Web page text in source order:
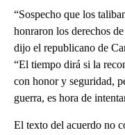
“Sospecho que los
honraron los derechos
dijo el republicano de
“El tiempo dirá si la
con honor y seguridad,
guerra, es hora de
El texto del acuerdo no